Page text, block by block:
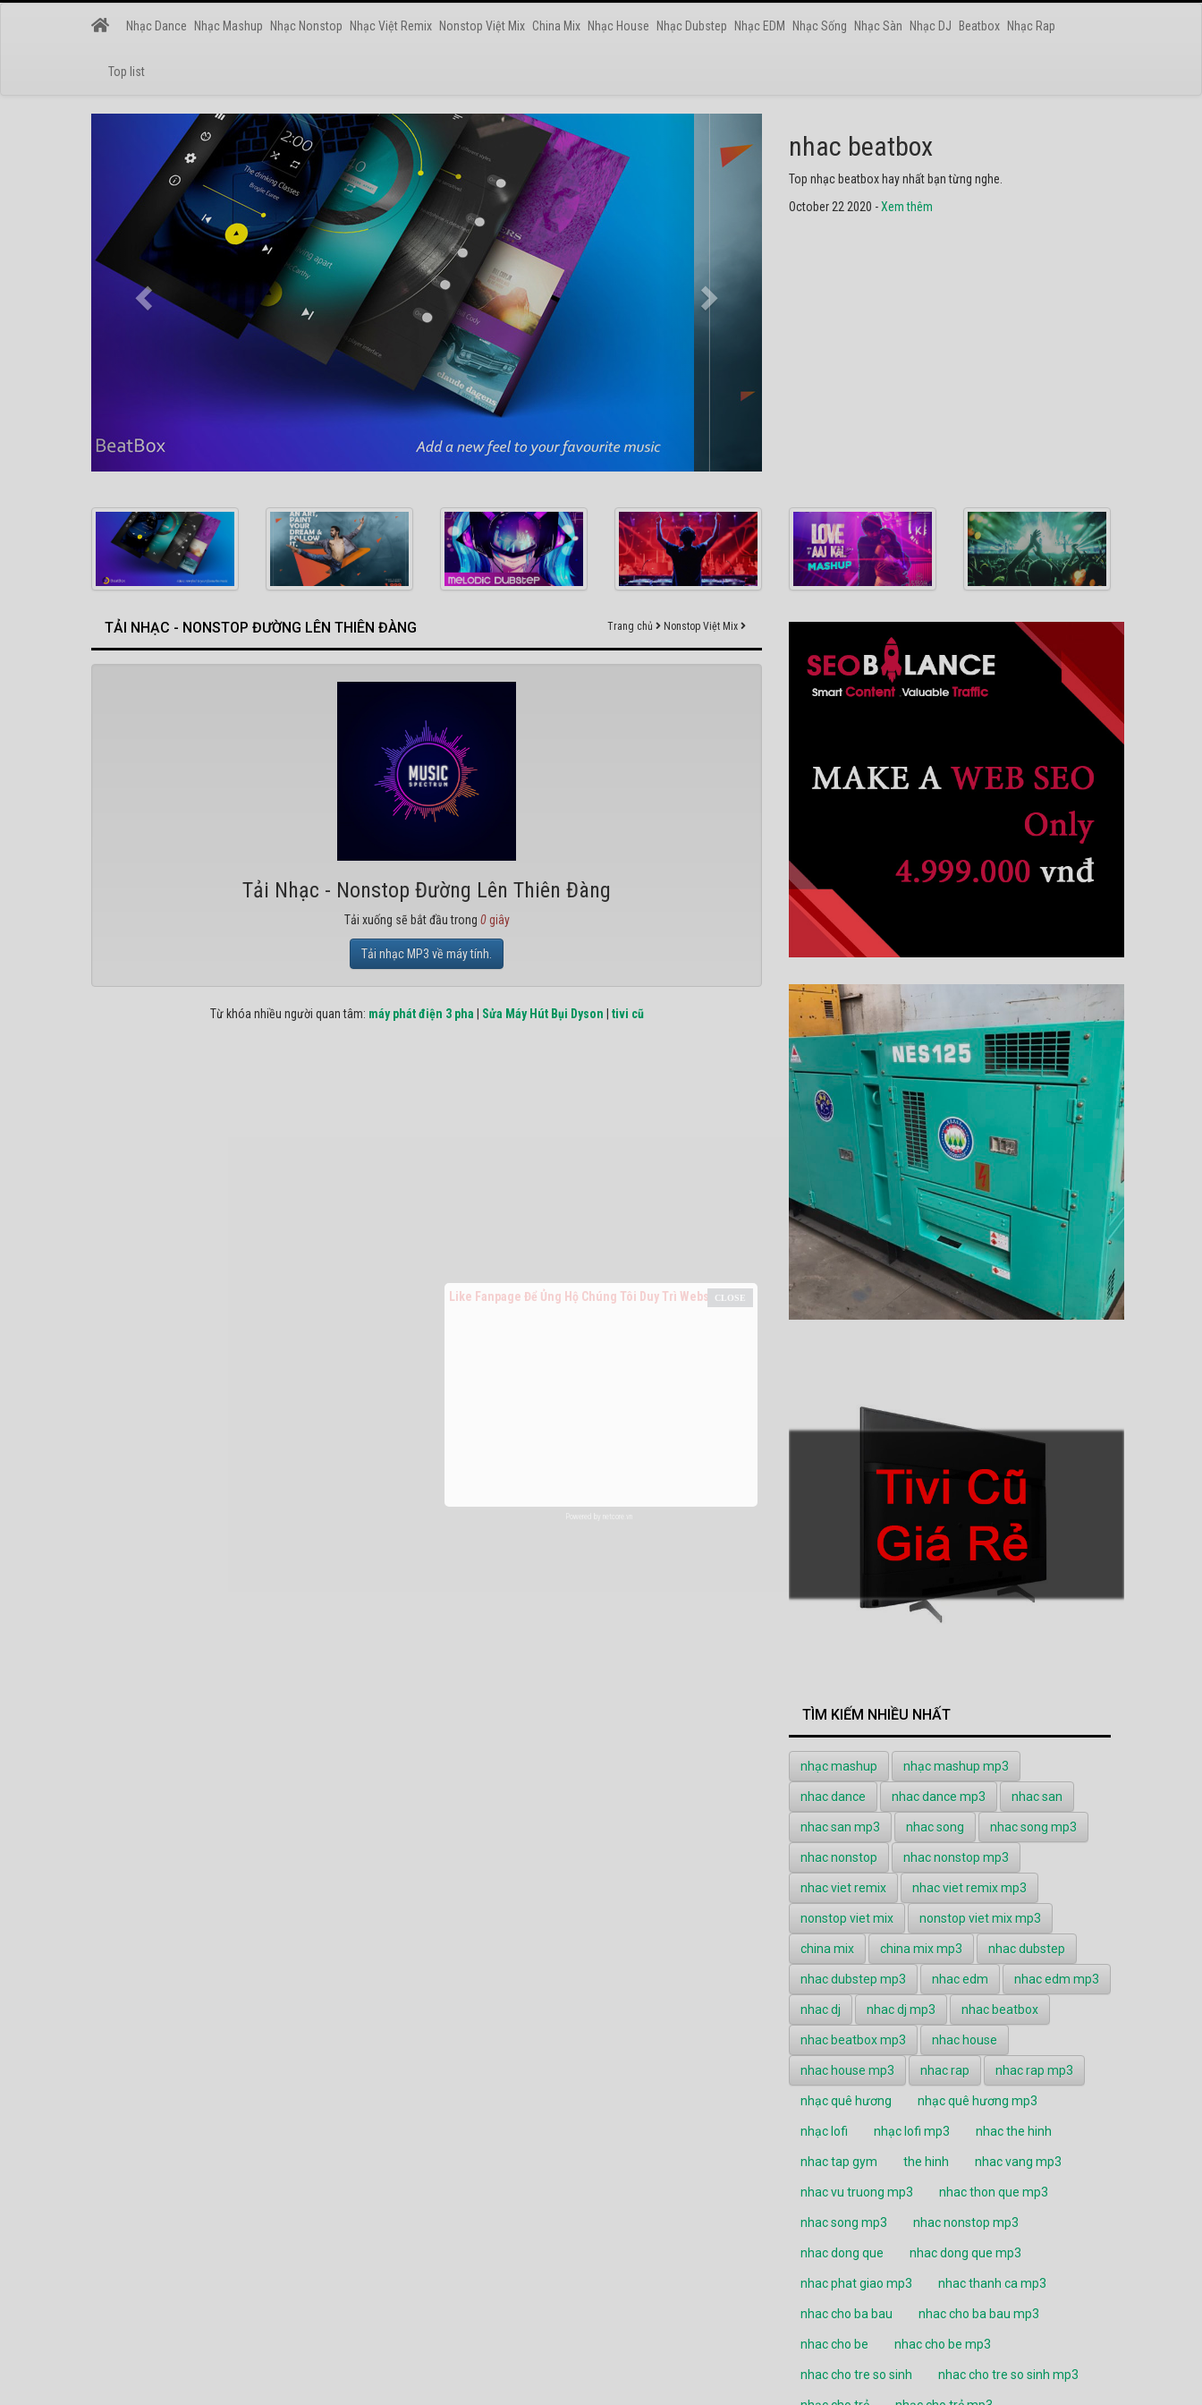
Nhạc Dance Nhạc Mashup Nhạc Nonstop Nhạc Việt Remix Nonstop Việt Mix China Mix Nhạc House Nhạc Dubstep Nhạc EDM Nhạc Sống Nhạc Sàn Nhạc DJ Beatbox Nhạc Rap
Top list
nhac dance
Những bài nhạc dance tuyển chọn 2020 hay nhất.
October 22 2020 -Xem thêm
TẢI NHẠC - NONSTOP ĐƯỜNG LÊN THIÊN ĐÀNG Trang chủ Nonstop Việt Mix
Tải Nhạc - Nonstop Đường Lên Thiên Đàng
Tải xuống sẽ bắt đầu trong 0giây
Tải nhạc MP3 về máy tính.
Từ khóa nhiều người quan tâm: máy phát điện 3 pha Sửa Máy Hút Bụi Dyson tivi cũ
TÌM KIẾM NHIỀU NHẤT
nhạc mashup nhạc mashup mp3
nhac dance nhac dance mp3 nhac san
nhac san mp3 nhac song nhac song mp3
nhac nonstop nhac nonstop mp3
nhac viet remix nhac viet remix mp3
nonstop viet mix nonstop viet mix mp3
china mix china mix mp3 nhac dubstep
nhac dubstep mp3 nhac edm nhac edm mp3
nhac dj nhac dj mp3 nhac beatbox
nhac beatbox mp3 nhac house
nhac house mp3 nhac rap nhac rap mp3
nhạc quê hương nhạc quê hương mp3
nhạc lofi nhạc lofi mp3 nhac the hinh
nhac tap gym the hinh nhac vang mp3
nhac vu truong mp3 nhac thon que mp3
nhac song mp3 nhac nonstop mp3
nhac dong que nhac dong que mp3
nhac phat giao mp3 nhac thanh ca mp3
nhac cho ba bau nhac cho ba bau mp3
nhac cho be nhac cho be mp3
nhac cho tre so sinh nhac cho tre so sinh mp3
Like Fanpage Để Ủng Hộ Chúng Tôi Duy Trì Website